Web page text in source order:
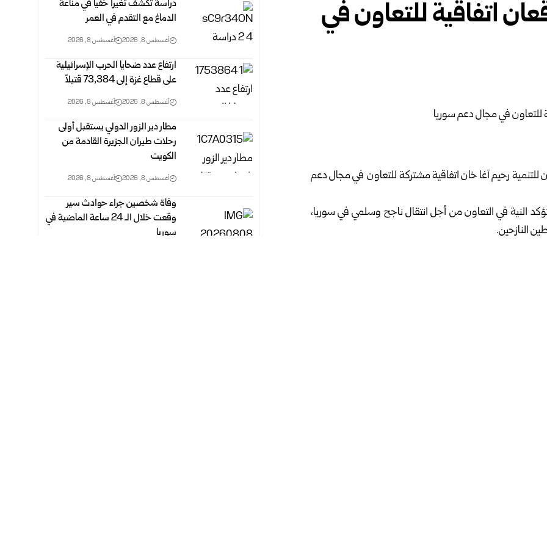
اتفاقية للتعاون في
رحيم آغا خان اتفاقية مشتركة للتعاون في مجال دعم
النية في التعاون من أجل انتقال ناجح وسلمي في سوريا،
النازحين.
دراسة تكشف تغيراً خفياً في مناعة
الدماغ مع التقدم في العمر
أغسطس 8, 2026 أغسطس 8, 2026
ارتفاع عدد ضحايا الحرب الإسرائيلية
على قطاع غزة ‏إلى 73,384 ‏قتيلاً‎ ‎
أغسطس 8, 2026 أغسطس 8, 2026
مطار دير الزور الدولي يستقبل أولى
رحلات طيران الجزيرة ‏القادمة من
الكويت
أغسطس 8, 2026 أغسطس 8, 2026
وفاة شخصين جراء حوادث سير
وقعت خلال الـ 24 ‏ساعة الماضية في
سوريا